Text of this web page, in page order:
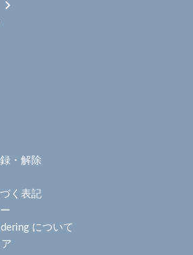
・解除
く表記
について